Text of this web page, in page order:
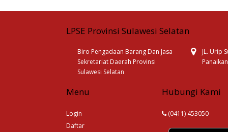
LPSE Provinsi Sulawesi Selatan
Biro Pengadaan Barang Dan Jasa
Sekretariat Daerah Provinsi
Sulawesi Selatan
JL. Urip
Menu
Login
Daftar
Hubungi Kami
(0411) 453050